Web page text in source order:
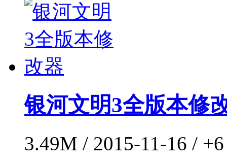
银河文明3全版本修
3.49M / 2015-11-16 /